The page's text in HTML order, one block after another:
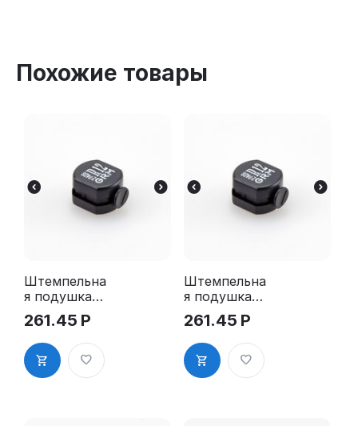
Похожие товары
Штемпельна
я подушка
для GRM R12
2Pads
261.45 Р
Штемпельна
я подушка
для GRM R12
2Pads, синяя
261.45 Р